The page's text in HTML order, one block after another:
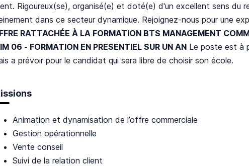
Rigoureux(se), organisé(e) et doté(e) d'un excellent sens du
dans ce secteur dynamique. Rejoignez-nous pour une
RATTACHÉE À LA FORMATION BTS MANAGEMENT
06 - FORMATION EN PRESENTIEL SUR UN AN Le poste est à
a prévoir pour le candidat qui sera libre de choisir son école.
Animation et dynamisation de l’offre commerciale
Gestion opérationnelle
Vente conseil
Suivi de la relation client